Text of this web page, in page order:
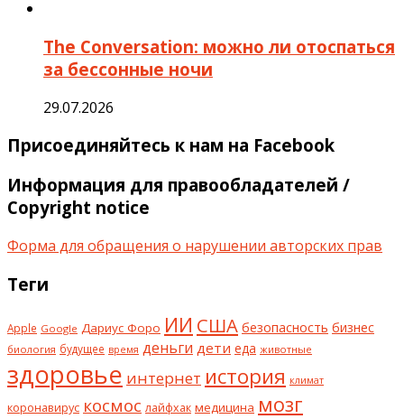
The Conversation: можно ли отоспаться
за бессонные ночи
29.07.2026
Присоединяйтесь к нам на Facebook
Информация для правообладателей /
Copyright notice
Форма для обращения о нарушении авторских прав
Теги
Apple Google Дариус Форо ИИ США безопасность бизнес
биология будущее время деньги дети еда животные
здоровье интернет история климат
коронавирус космос лайфхак медицина мозг